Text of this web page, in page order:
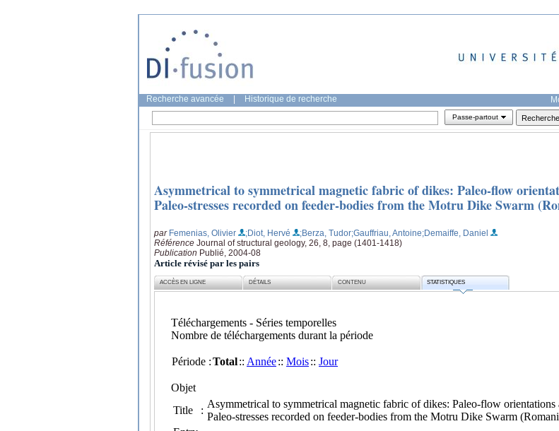
Recherche avancée Historique de recherche
Passe-partout
Asymmetrical to symmetrical magnetic fabric of dikes: Paleo-flow
Paleo-stresses recorded on feeder-bodies from the Motru Dike Swarm
par Femenias, Olivier ;Diot, Hervé ;Berza, Tudor;Gauffriau, Antoine;Demaiffe, Daniel
Référence Journal of structural geology, 26, 8, page (1401-1418)
Publication Publié, 2004-08
Article révisé par les pairs
ACCÈS EN LIGNE DÉTAILS CONTENU STATISTIQUES